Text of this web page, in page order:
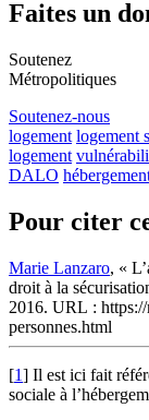
Faites un
Soutenez
Métropolitiques
Soutenez-nous
logement logement
logement
DALO
Pour citer
Marie Lanzaro, «
droit à la
2016. URL :
personnes.html
[1] Il est ici fait
sociale à